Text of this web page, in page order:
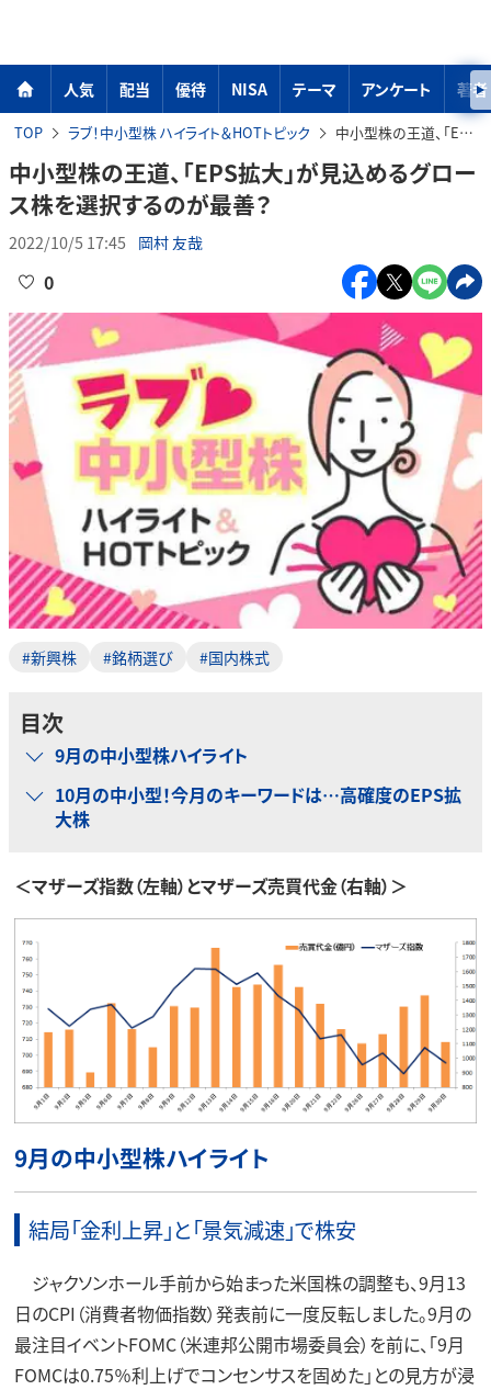
人気 配当 優待 NISA テーマ アンケート 著者
TOP ラブ！中小型株 ハイライト＆HOTトピック 中小型株の王道、「EPS拡大」が見込めるグロース株を選択するのが最善？
中小型株の王道、「EPS拡大」が見込めるグロー
ス株を選択するのが最善？
2022/10/5 17:45 岡村 友哉
0
#新興株 #銘柄選び #国内株式
目次
9月の中小型株ハイライト
10月の中小型！今月のキーワードは…高確度のEPS拡
大株
＜マザーズ指数（左軸）とマザーズ売買代金（右軸）＞
9月の中小型株ハイライト
結局「金利上昇」と「景気減速」で株安
ジャクソンホール手前から始まった米国株の調整も、9月13
日のCPI（消費者物価指数）発表前に一度反転しました。9月の
最注目イベントFOMC（米連邦公開市場委員会）を前に、「9月
FOMCは0.75％利上げでコンセンサスを固めた」との見方が浸